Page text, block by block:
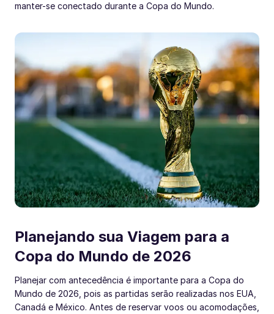
manter-se conectado durante a Copa do Mundo.
Planejando sua Viagem para a
Copa do Mundo de 2026
Planejar com antecedência é importante para a Copa do
Mundo de 2026, pois as partidas serão realizadas nos EUA,
Canadá e México. Antes de reservar voos ou acomodações,